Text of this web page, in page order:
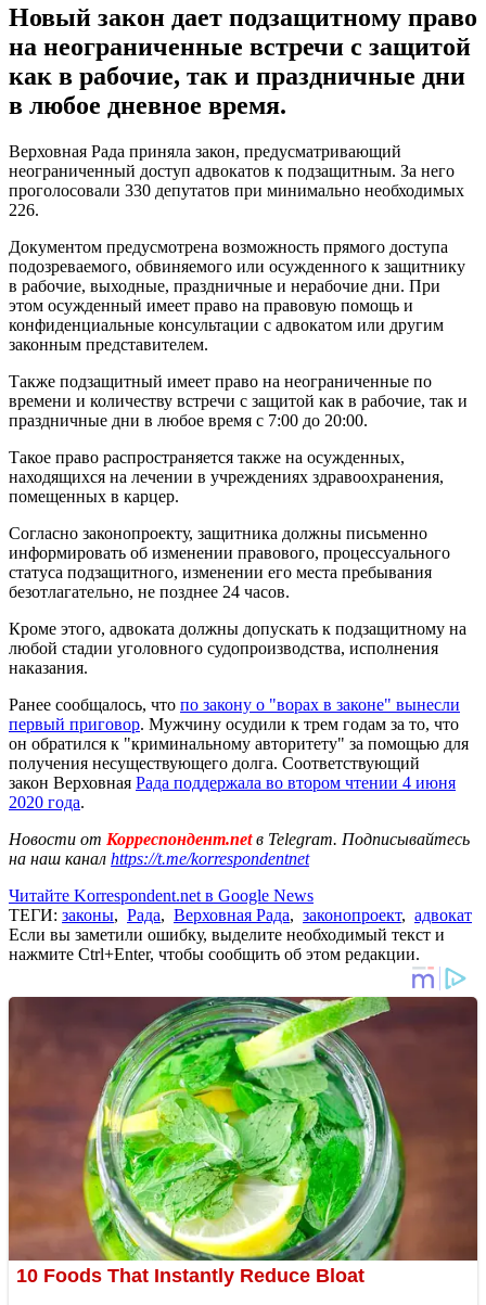
Новый закон дает подзащитному право
на неограниченные встречи с защитой
как в рабочие, так и праздничные дни
в любое дневное время.
Верховная Рада приняла закон, предусматривающий
неограниченный доступ адвокатов к подзащитным. За него
проголосовали 330 депутатов при минимально необходимых
226.
Документом предусмотрена возможность прямого доступа
подозреваемого, обвиняемого или осужденного к защитнику
в рабочие, выходные, праздничные и нерабочие дни. При
этом осужденный имеет право на правовую помощь и
конфиденциальные консультации с адвокатом или другим
законным представителем.
Также подзащитный имеет право на неограниченные по
времени и количеству встречи с защитой как в рабочие, так и
праздничные дни в любое время с 7:00 до 20:00.
Такое право распространяется также на осужденных,
находящихся на лечении в учреждениях здравоохранения,
помещенных в карцер.
Согласно законопроекту, защитника должны письменно
информировать об изменении правового, процессуального
статуса подзащитного, изменении его места пребывания
безотлагательно, не позднее 24 часов.
Кроме этого, адвоката должны допускать к подзащитному на
любой стадии уголовного судопроизводства, исполнения
наказания.
Ранее сообщалось, что по закону о "ворах в законе" вынесли
первый приговор. Мужчину осудили к трем годам за то, что
он обратился к "криминальному авторитету" за помощью для
получения несуществующего долга. Соответствующий
закон Верховная Рада поддержала во втором чтении 4 июня
2020 года.
Новости от Корреспондент.netв Telegram. Подписывайтесь
на наш канал https://t.me/korrespondentnet
Читайте Korrespondent.net в Google News
ТЕГИ: законы, Рада, Верховная Рада, законопроект, адвокат
Если вы заметили ошибку, выделите необходимый текст и
нажмите Ctrl+Enter, чтобы сообщить об этом редакции.